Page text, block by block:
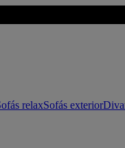
relaxSofás exterior